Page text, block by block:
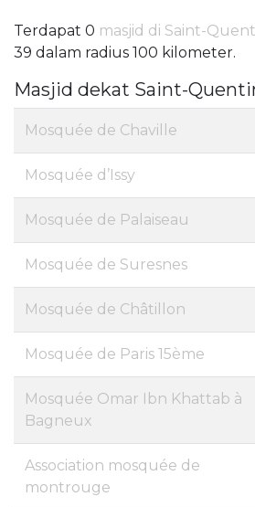
Terdapat 0 masjid di Saint-
39 dalam radius 100 kilometer.
Masjid dekat Saint-
Mosquée de Chaville
Mosquée d’Issy
Mosquée de Palaiseau
Mosquée de Suresnes
Mosquée de Châtillon
Mosquée de Paris 15ème
Mosquée Omar Ibn Khattab à
Bagneux
Association mosquée de
montrouge